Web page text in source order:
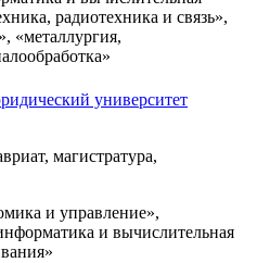
радиотехника и связь»,
«металлургия,
университет
магистратура,
и управление»,
и вычислительная